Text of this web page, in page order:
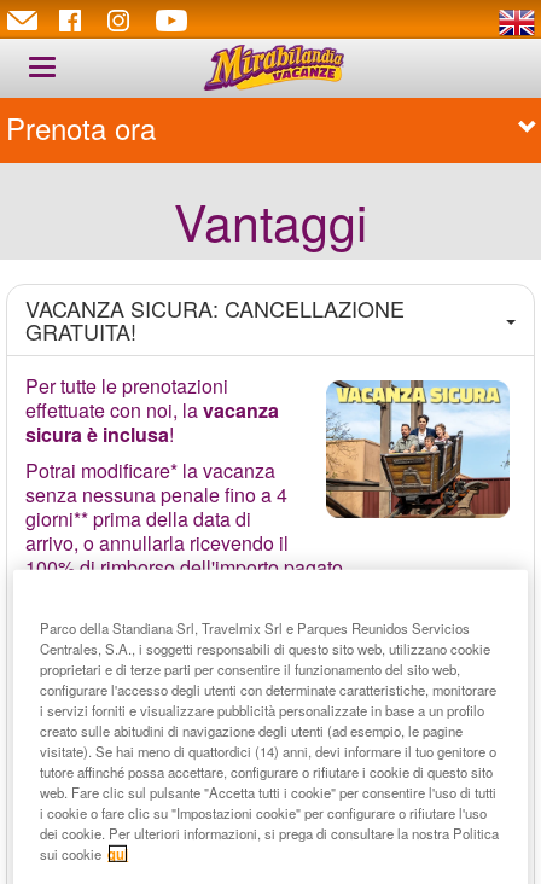
Toggle
navigation
Prenota ora
Prenota ora
Vantaggi
VACANZA SICURA: CANCELLAZIONE
GRATUITA!
Per tutte le prenotazioni
effettuate con noi, lavacanza
sicura è inclusa!
Potrai modificare* la vacanza
senza nessuna penale fino a 4
giorni** prima della data di
arrivo, o annullarla ricevendo il
100% di rimborso dell'importo pagato.
data di arrivo.
* La modifica delle date può comportare un eventuale
cambio di Hotel e di località, in base alle nuove date
richieste: in caso di maggiorazione di tariffa (dovuta per
esempio al supplemento sabato notte oppure passando
da bassa ad alta stagione, ecc.) si dovrà corrispondere
solamente dell'eventuale differenza.
** Esempio: per prenotazioni con arrivo il 9 luglio la
modifica/cancellazione può essere effettuata entro il 4
luglio.
Parco della Standiana Srl, Travelmix Srl e Parques Reunidos Servicios
Centrales, S.A., i soggetti responsabili di questo sito web, utilizzano cookie
proprietari e di terze parti per consentire il funzionamento del sito web,
configurare l'accesso degli utenti con determinate caratteristiche, monitorare
i servizi forniti e visualizzare pubblicità personalizzate in base a un profilo
creato sulle abitudini di navigazione degli utenti (ad esempio, le pagine
visitate). Se hai meno di quattordici (14) anni, devi informare il tuo genitore o
tutore affinché possa accettare, configurare o rifiutare i cookie di questo sito
web. Fare clic sul pulsante "Accetta tutti i cookie" per consentire l'uso di tutti
i cookie o fare clic su "Impostazioni cookie" per configurare o rifiutare l'uso
dei cookie. Per ulteriori informazioni, si prega di consultare la nostra Politica
sui cookie qui